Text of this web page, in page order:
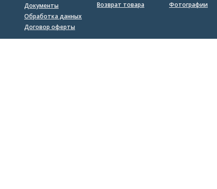
Документы
Обработка данных
Договор оферты
Возврат товара
Фотографии